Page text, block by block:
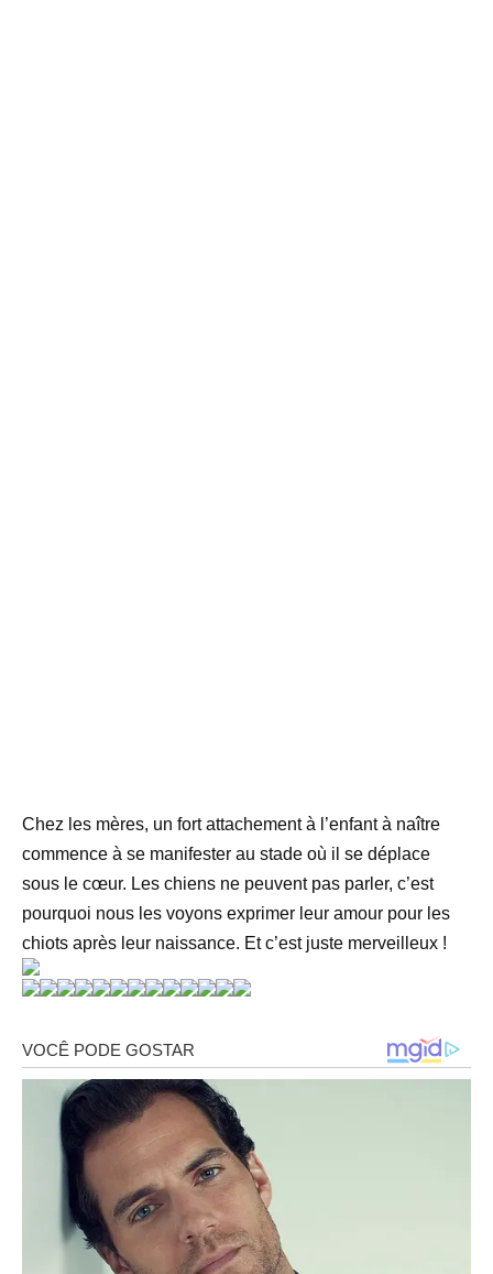
Chez les mères, un fort attachement à l’enfant à naître
commence à se manifester au stade où il se déplace
sous le cœur. Les chiens ne peuvent pas parler, c’est
pourquoi nous les voyons exprimer leur amour pour les
chiots après leur naissance. Et c’est juste merveilleux !